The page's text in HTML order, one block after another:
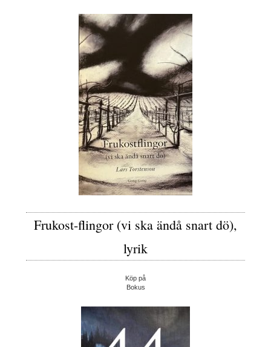
Frukost-flingor (vi ska ändå snart dö),
lyrik
Köp på
Bokus